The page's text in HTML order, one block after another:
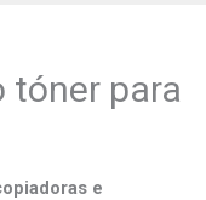
tóner para
e